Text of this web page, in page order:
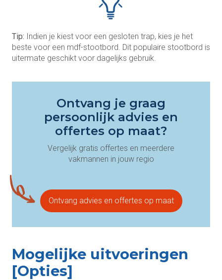
Tip: Indien je kiest voor een gesloten trap, kies je het
beste voor een mdf-stootbord. Dit populaire stootbord is
uitermate geschikt voor dagelijks gebruik.
Ontvang je graag
persoonlijk advies en
offertes op maat?
Vergelijk gratis offertes en meerdere
vakmannen in jouw regio
Ontvang advies en offertes op maat
Mogelijke uitvoeringen
[Opties]